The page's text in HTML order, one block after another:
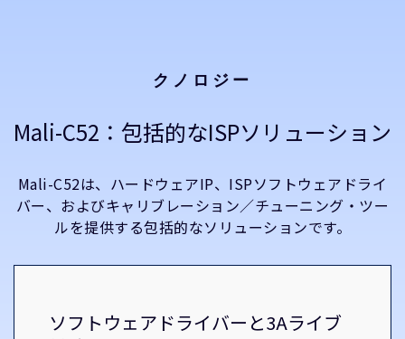
クノロジー
Mali-C52：包括的なISPソリューション
Mali-C52は、ハードウェアIP、ISPソフトウェアドライ
バー、およびキャリブレーション／チューニング・ツー
ルを提供する包括的なソリューションです。
ソフトウェアドライバーと3Aライブ